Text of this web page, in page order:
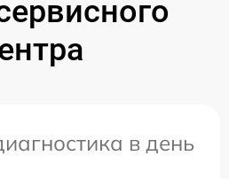
в день